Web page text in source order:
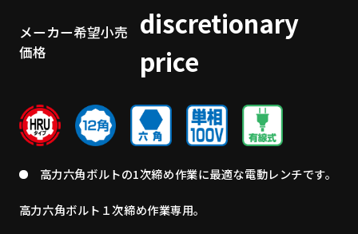
メーカー希望小売
価格
discretionary
price
高力六角ボルトの1次締め作業に最適な電動レンチです。
高力六角ボルト１次締め作業専用。